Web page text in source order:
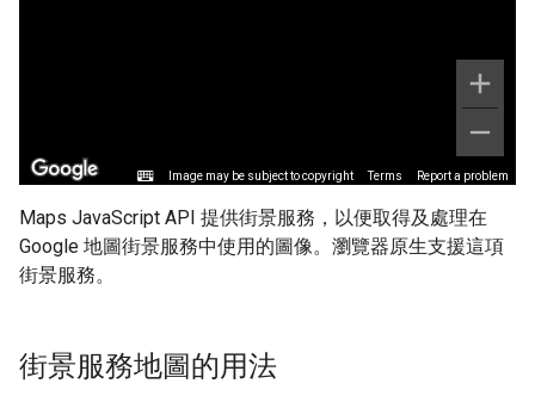
Maps JavaScript API 提供街景服務，以便取得及處理在
Google 地圖街景服務中使用的圖像。瀏覽器原生支援這項
街景服務。
街景服務地圖的用法